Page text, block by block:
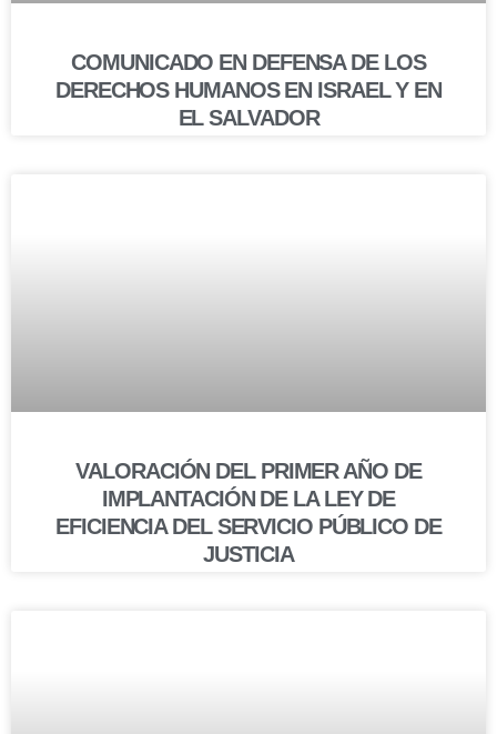
COMUNICADO EN DEFENSA DE LOS
DERECHOS HUMANOS EN ISRAEL Y EN
EL SALVADOR
VALORACIÓN DEL PRIMER AÑO DE
IMPLANTACIÓN DE LA LEY DE
EFICIENCIA DEL SERVICIO PÚBLICO DE
JUSTICIA